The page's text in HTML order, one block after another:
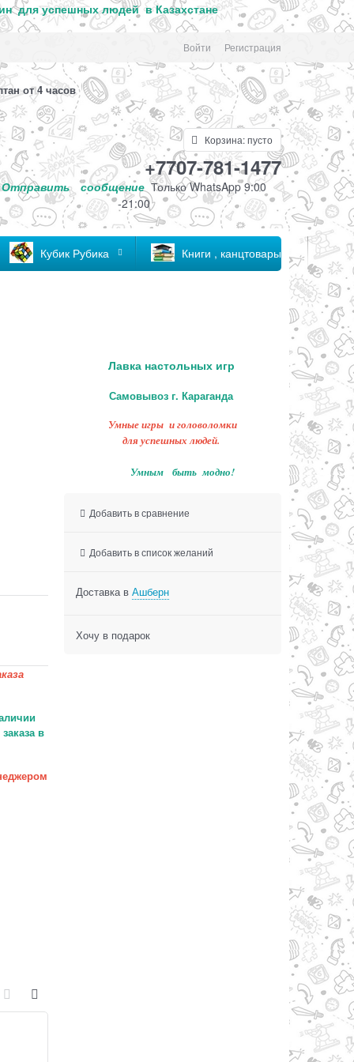
для успешных людей в Казахстане
Войти Регистрация
от 4 часов
Корзина:пусто
+7707-781-1477
Отправить сообщениеТолько WhatsApp 9:00
-21:00
Кубик Рубика Книги , канцтовары
в
Лавка настольных игр
Самовывоз г. Караганда
Умные игры и головоломки
для успешных людей.
Умным быть модно!
Добавить в сравнение
Добавить в список желаний
Доставка в Ашберн
Хочу в подарок